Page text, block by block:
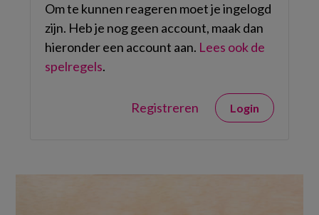
Om te kunnen reageren moet je ingelogd
zijn. Heb je nog geen account, maak dan
hieronder een account aan. Lees ook de
spelregels.
Registreren Login